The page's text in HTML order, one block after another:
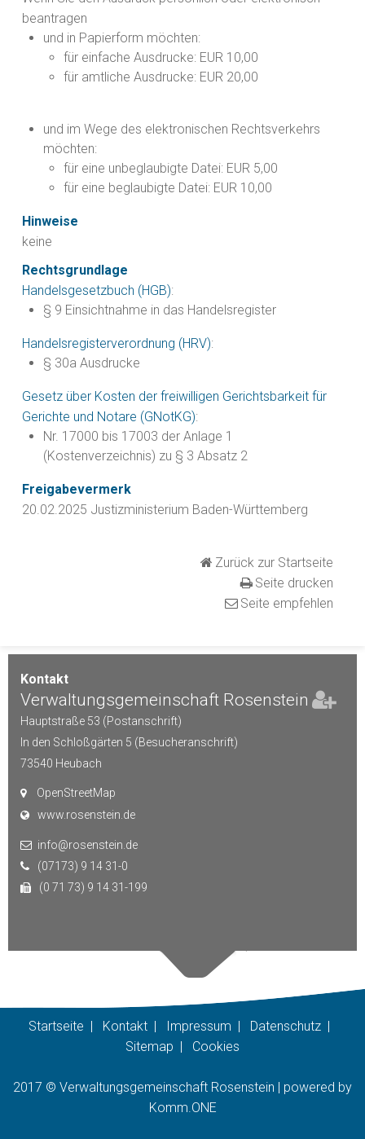
Kontakt
Verwaltungsgemeinschaft Rosenstein
Hauptstraße 53 (Postanschrift)
In den Schloßgärten 5 (Besucheranschrift)
73540 Heubach
OpenStreetMap
www.rosenstein.de
info@rosenstein.de
(07173) 9 14 31-0
(0 71 73) 9 14 31-199
beantragen
und in Papierform möchten:
für einfache Ausdrucke: EUR 10,00
für amtliche Ausdrucke: EUR 20,00
und im Wege des elektronischen Rechtsverkehrs
möchten:
für eine unbeglaubigte Datei: EUR 5,00
für eine beglaubigte Datei: EUR 10,00
Hinweise
keine
Rechtsgrundlage
Handelsgesetzbuch (HGB):
§ 9 Einsichtnahme in das Handelsregister
Handelsregisterverordnung (HRV):
§ 30a Ausdrucke
Gesetz über Kosten der freiwilligen Gerichtsbarkeit für
Gerichte und Notare (GNotKG):
Nr. 17000 bis 17003 der Anlage 1
(Kostenverzeichnis) zu § 3 Absatz 2
Freigabevermerk
20.02.2025 Justizministerium Baden-Württemberg
Zurück zur Startseite
Seite drucken
Seite empfehlen
Startseite Kontakt Impressum Datenschutz
Sitemap
Cookies
2017 © Verwaltungsgemeinschaft Rosenstein | powered by
Komm.ONE